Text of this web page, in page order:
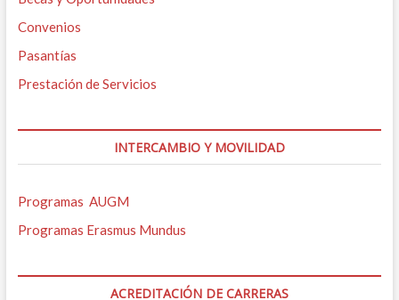
Convenios
Pasantías
Prestación de Servicios
INTERCAMBIO Y MOVILIDAD
Programas AUGM
Programas Erasmus Mundus
ACREDITACIÓN DE CARRERAS